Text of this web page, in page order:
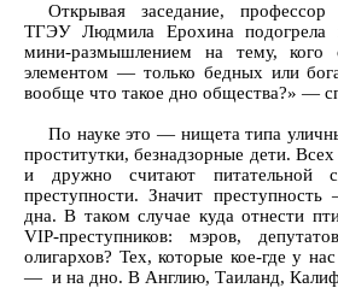
Открывая заседание,
ТГЭУ Людмила Ерохина подогрела
мини-размышлением на тему, кого
элементом — только бедных или
вообще что такое дно общества?» —
По науке это — нищета типа
проститутки, безнадзорные дети.
и дружно считают питательной
преступности. Значит
дна. В таком случае куда отнести
VIP-преступников: мэров,
олигархов? Тех, которые кое-где у
— и на дно. В Англию, Таиланд,